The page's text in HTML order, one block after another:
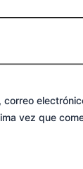
correo
vez que